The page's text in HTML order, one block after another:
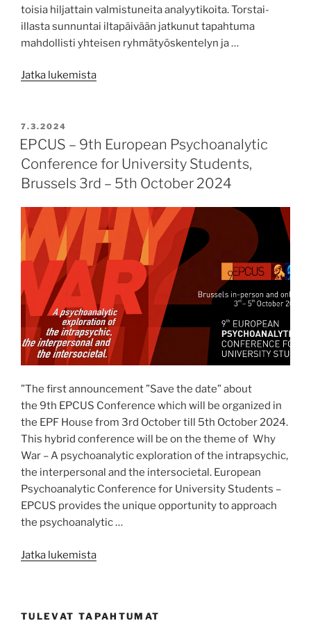
toisia hiljattain valmistuneita analyytikoita. Torstai-
illasta sunnuntai iltapäivään jatkunut tapahtuma
mahdollisti yhteisen ryhmätyöskentelyn ja …
Jatka lukemista”Maria
Merja
Mäki:
Qualified
Analysts
-
seminaari
Brysselissä”
JULKAISTU
7.3.2024
EPCUS – 9th European Psychoanalytic
Conference for University Students,
Brussels 3rd – 5th October 2024
”The first announcement ”Save the date” about
the 9th EPCUS Conference which will be organized in
the EPF House from 3rd October till 5th October 2024.
This hybrid conference will be on the theme of Why
War – A psychoanalytic exploration of the intrapsychic,
the interpersonal and the intersocietal. European
Psychoanalytic Conference for University Students –
EPCUS provides the unique opportunity to approach
the psychoanalytic …
Jatka lukemista”EPCUS
Psychoanalytic
TULEVAT TAPAHTUMAT